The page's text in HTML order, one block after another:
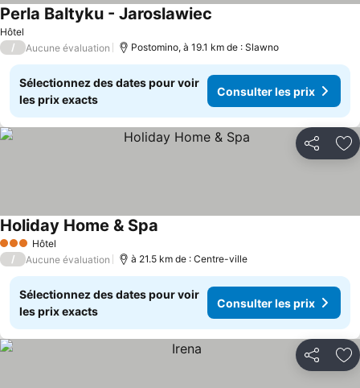
Hôtel
Perla Baltyku - Jaroslawiec
/ Aucune évaluation Postomino, à 19.1 km de : Slawno
Sélectionnez des dates pour voir
les prix exacts
Consulter les prix
Partager
3 ÉtoilesHôtel
Holiday Home & Spa
/ Aucune évaluation à 21.5 km de : Centre-ville
Sélectionnez des dates pour voir
les prix exacts
Consulter les prix
Partager